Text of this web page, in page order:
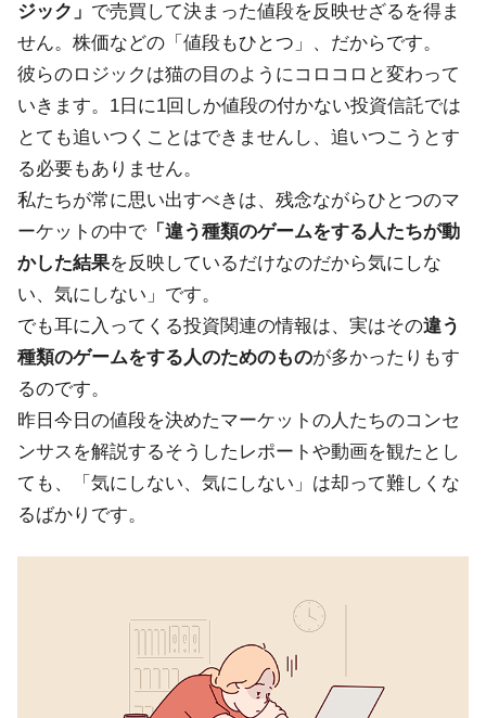
ジック」 で売買して決まった値段を反映せざるを得ま
せん。株価などの「値段もひとつ」、だからです。
彼らのロジックは猫の目のようにコロコロと変わって
いきます。1日に1回しか値段の付かない投資信託では
とても追いつくことはできませんし、追いつこうとす
る必要もありません。
私たちが常に思い出すべきは、残念ながらひとつのマ
ーケットの中で 「違う種類のゲームをする人たちが動
かした結果を反映しているだけなのだから気にしな
い、気にしない」です。
でも耳に入ってくる投資関連の情報は、実はその違う
種類のゲームをする人のためのものが多かったりもす
るのです。
昨日今日の値段を決めたマーケットの人たちのコンセ
ンサスを解説するそうしたレポートや動画を観たとし
ても、「気にしない、気にしない」は却って難しくな
るばかりです。